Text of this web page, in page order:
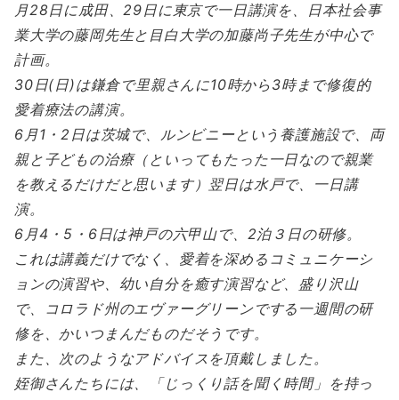
月28日に成田、29日に東京で一日講演を、日本社会事
業大学の藤岡先生と目白大学の加藤尚子先生が中心で
計画。
30日(日)は鎌倉で里親さんに10時から3時まで修復的
愛着療法の講演。
6月1・2日は茨城で、ルンビニーという養護施設で、両
親と子どもの治療（といってもたった一日なので親業
を教えるだけだと思います）翌日は水戸で、一日講
演。
6月4・5・6日は神戸の六甲山で、2泊３日の研修。
これは講義だけでなく、愛着を深めるコミュニケーシ
ョンの演習や、幼い自分を癒す演習など、盛り沢山
で、コロラド州のエヴァーグリーンでする一週間の研
修を、かいつまんだものだそうです。
また、次のようなアドバイスを頂戴しました。
姪御さんたちには、「じっくり話を聞く時間」を持っ